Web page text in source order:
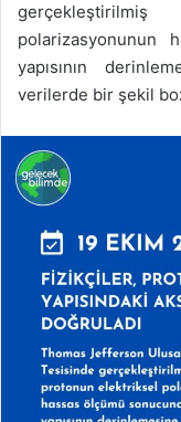
polarizasyonunun
yapısının
verilerde bir şekil